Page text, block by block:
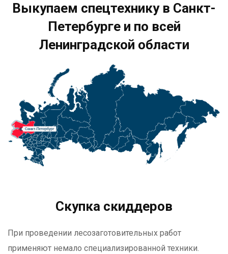
Выкупаем спецтехнику в Санкт-
Петербурге и по всей
Ленинградской области
Скупка скиддеров
При проведении лесозаготовительных работ
применяют немало специализированной техники.